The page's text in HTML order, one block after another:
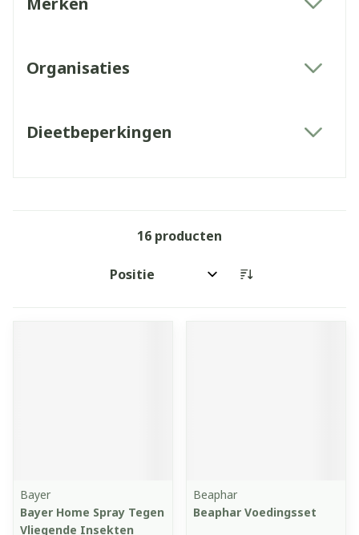
Organisaties
Dieetbeperkingen
16 producten
Sorteer op:
Bayer
Bayer Home Spray Tegen
Vliegende Insekten
Beaphar
Beaphar Voedingsset